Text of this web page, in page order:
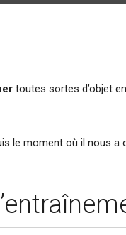
toutes sortes d’objet
le moment où il nous